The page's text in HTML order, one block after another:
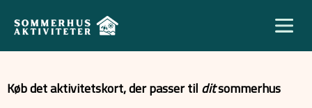
Køb det aktivitetskort, der passer til ditsommerhus